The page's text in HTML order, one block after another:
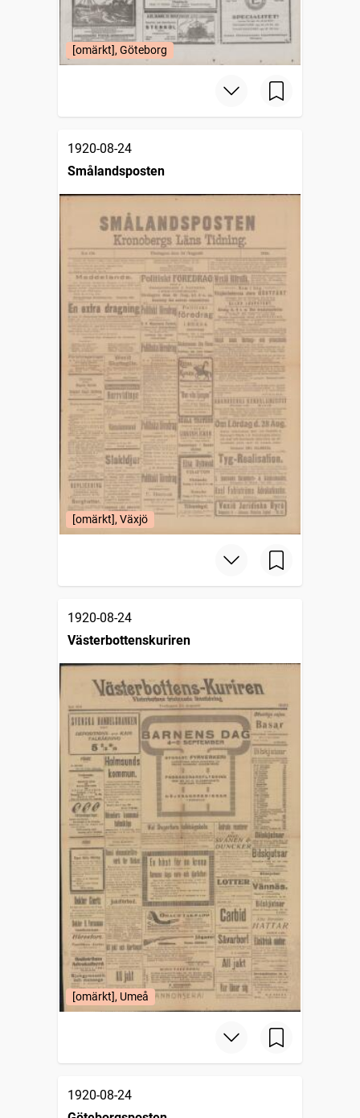
[omärkt], Göteborg
1920-08-24
Smålandsposten
[omärkt], Växjö
1920-08-24
Västerbottenskuriren
[omärkt], Umeå
1920-08-24